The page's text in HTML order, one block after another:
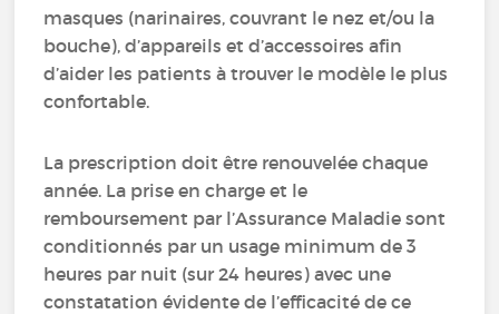
masques (narinaires, couvrant le nez et/ou la
bouche), d’appareils et d’accessoires afin
d’aider les patients à trouver le modèle le plus
confortable.
La prescription doit être renouvelée chaque
année. La prise en charge et le
remboursement par l’Assurance Maladie sont
conditionnés par un usage minimum de 3
heures par nuit (sur 24 heures) avec une
constatation évidente de l’efficacité de ce